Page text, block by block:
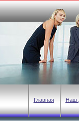
Главная Наш